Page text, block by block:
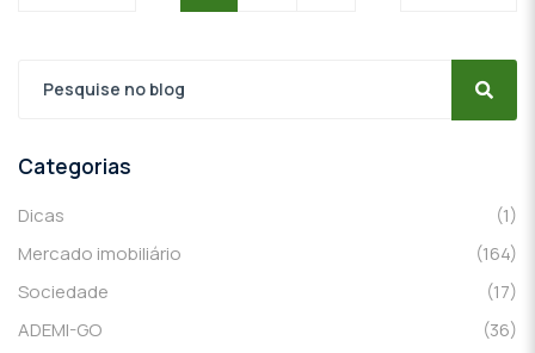
Categorias
Dicas
(1)
Mercado imobiliário
(164)
Sociedade
(17)
ADEMI-GO
(36)